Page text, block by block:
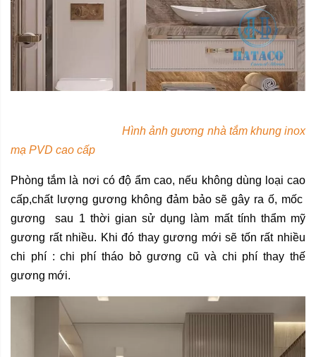
Hình ảnh gương nhà tắm khung inox
mạ PVD cao cấp
Phòng tắm là nơi có độ ẩm cao, nếu không dùng loại cao
cấp,chất lượng gương không đảm bảo sẽ gây ra ố, mốc
gương sau 1 thời gian sử dụng làm mất tính thẩm mỹ
gương rất nhiều. Khi đó thay gương mới sẽ tốn rất nhiều
chi phí : chi phí tháo bỏ gương cũ và chi phí thay thế
gương mới.